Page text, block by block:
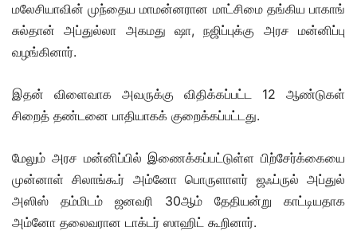
மலேசியாவின் முந்தைய மாமன்னரான மாட்சிமை தங்கிய பாகாங்
சுல்தான் அப்துல்லா அகமது ஷா, நஜிப்புக்கு அரச மன்னிப்பு
வழங்கினார்.
இதன் விளைவாக அவருக்கு விதிக்கப்பட்ட 12 ஆண்டுகள்
சிறைத் தண்டனை பாதியாகக் குறைக்கப்பட்டது.
மேலும் அரச மன்னிப்பில் இணைக்கப்பட்டுள்ள பிற்சேர்க்கையை
முன்னாள் சிலாங்கூர் அம்னோ பொருளாளர் ஜஃப்ருல் அப்துல்
அஸிஸ் தம்மிடம் ஜனவரி 30ஆம் தேதியன்று காட்டியதாக
அம்னோ தலைவரான டாக்டர் ஸாஹிட் கூறினார்.